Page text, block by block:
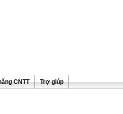
CNTT Trợ giúp